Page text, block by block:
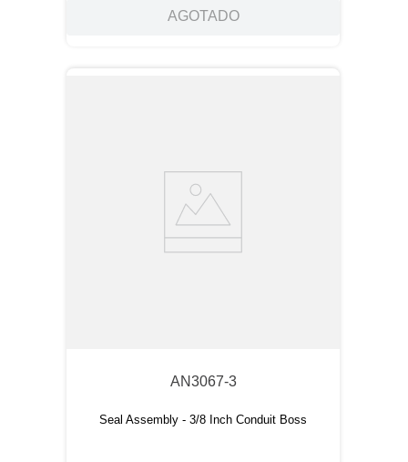
AGOTADO
AN3067-3
Seal Assembly - 3/8 Inch Conduit Boss